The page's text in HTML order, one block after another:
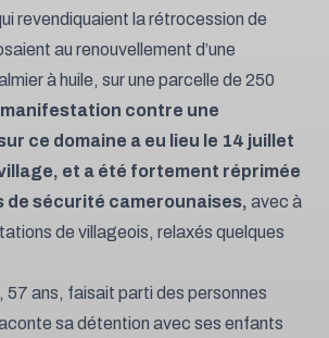
revendiquaient la rétrocession de
au renouvellement d’une
à huile, sur une parcelle de 250
manifestation contre une
ce domaine a eu lieu le 14 juillet
et a été fortement réprimée
de sécurité camerounaises, avec à
de villageois, relaxés quelques
57 ans, faisait parti des personnes
sa détention avec ses enfants